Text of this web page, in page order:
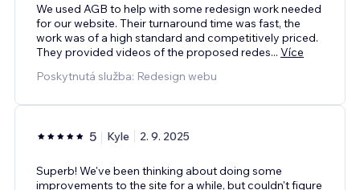
We used AGB to help with some redesign work needed
for our website. Their turnaround time was fast, the
work was of a high standard and competitively priced.
They provided videos of the proposed redes... Více
Poskytnutá služba: Redesign webu
5 Kyle 2. 9. 2025
Superb! We've been thinking about doing some
improvements to the site for a while, but couldn't figure